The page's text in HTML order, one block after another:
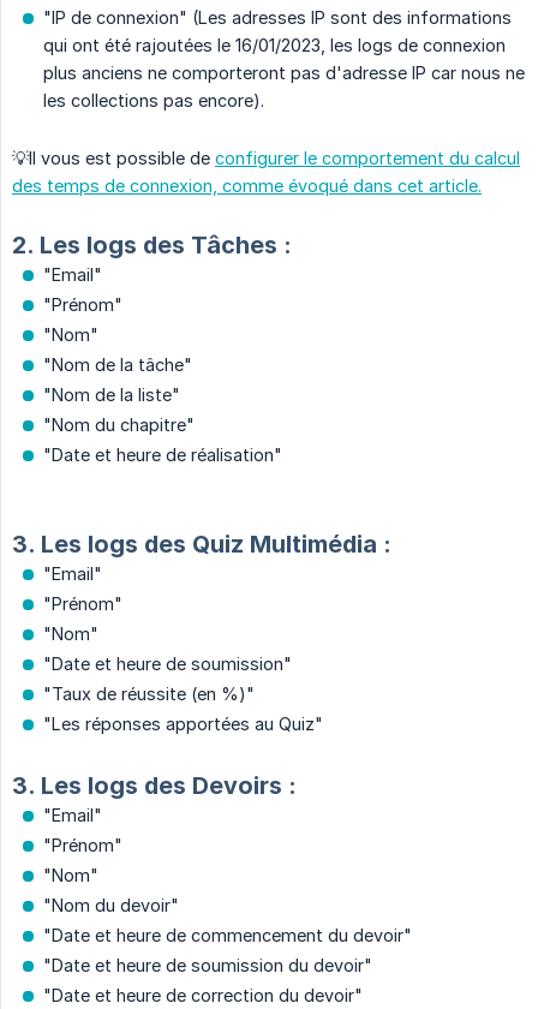
"IP de connexion" (Les adresses IP sont des informations
qui ont été rajoutées le 16/01/2023, les logs de connexion
plus anciens ne comporteront pas d'adresse IP car nous ne
les collections pas encore).
💡Il vous est possible de configurer le comportement du calcul
des temps de connexion, comme évoqué dans cet article.
2. Les logs des Tâches :
"Email"
"Prénom"
"Nom"
"Nom de la tâche"
"Nom de la liste"
"Nom du chapitre"
"Date et heure de réalisation"
3. Les logs des Quiz Multimédia :
"Email"
"Prénom"
"Nom"
"Date et heure de soumission"
"Taux de réussite (en %)"
"Les réponses apportées au Quiz"
3. Les logs des Devoirs :
"Email"
"Prénom"
"Nom"
"Nom du devoir"
"Date et heure de commencement du devoir"
"Date et heure de soumission du devoir"
"Date et heure de correction du devoir"